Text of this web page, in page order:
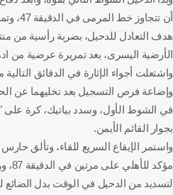
أن
هدف التعادل للدحيل، بضربة رأسية من
الأرضية اليسرى، بعد تمريرة عرضية من
واشتعلت أجواء الإثارة في الدقائق
وإضاعة فرص التسجيل بعد تخليهما عن
بجوار القائم الأيمن.
واستمر الإيقاع السريع للقاء، وتألق
مؤكد
لتسديد من الدحيل في الوقت بدل الضائع